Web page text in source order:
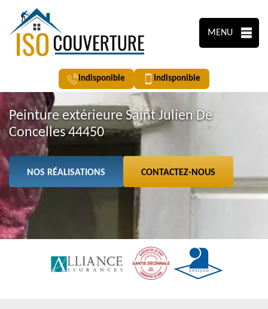
MENU
indisponible indisponible
Peinture extérieure Saint Julien De
Concelles 44450
NOS RÉALISATIONS CONTACTEZ-NOUS